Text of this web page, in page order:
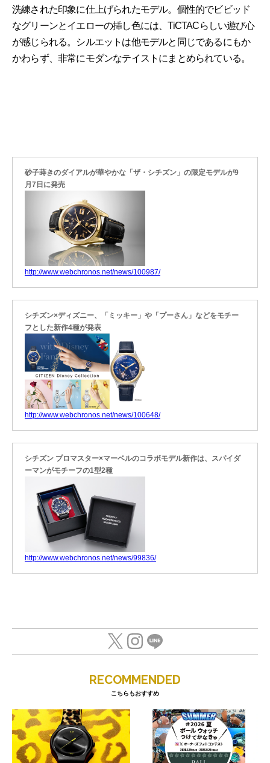
洗練された印象に仕上げられたモデル。個性的でビビッド
なグリーンとイエローの挿し色には、TiCTACらしい遊び心
が感じられる。シルエットは他モデルと同じであるにもか
かわらず、非常にモダンなテイストにまとめられている。
砂子蒔きのダイアルが華やかな「ザ・シチズン」の限定モデルが9
月7日に発売
http://www.webchronos.net/news/100987/
シチズン×ディズニー、「ミッキー」や「プーさん」などをモチー
フとした新作4種が発表
http://www.webchronos.net/news/100648/
シチズン プロマスター×マーベルのコラボモデル新作は、スパイダ
ーマンがモチーフの1型2種
http://www.webchronos.net/news/99836/
RECOMMENDED
こちらもおすすめ